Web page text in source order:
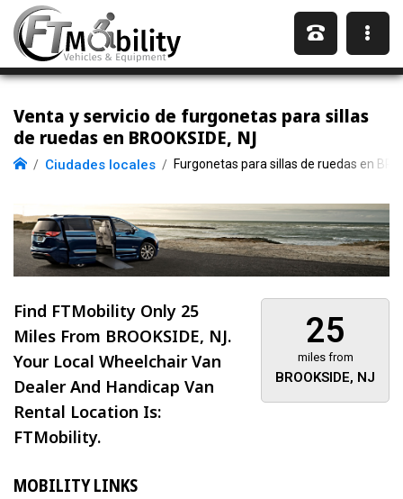
Venta y servicio de furgonetas para sillas
de ruedas en BROOKSIDE, NJ
Ciudades locales Furgonetas para sillas de ruedas en
25
miles from
BROOKSIDE, NJ
Find FTMobility Only 25
Miles From BROOKSIDE, NJ.
Your Local Wheelchair Van
Dealer And Handicap Van
Rental Location Is:
FTMobility.
MOBILITY LINKS